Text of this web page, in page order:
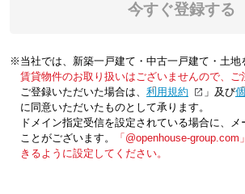
今すぐ登録する
※当社では、新築一戸建て・中古一戸建て・土地
賃貸物件のお取り扱いはございませんので、ご
ご登録いただいた場合は、「利用規約 」及び「
に同意いただいたものとして承ります。
ドメイン指定受信を設定されている場合に、
ことがございます。
「@openhouse-
きるように設定してください。